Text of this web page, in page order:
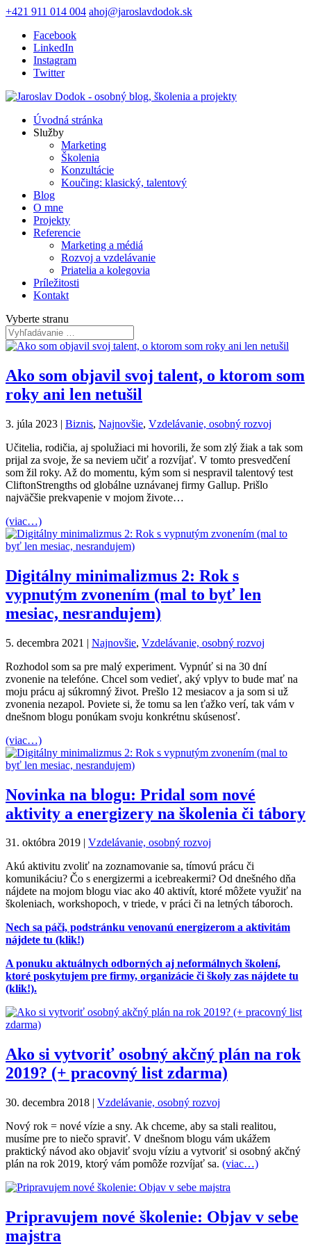
+421 911 014 004 ahoj@jaroslavdodok.sk
Facebook
LinkedIn
Instagram
Twitter
Úvodná stránka
Služby
Marketing
Školenia
Konzultácie
Koučing: klasický, talentový
Blog
O mne
Projekty
Referencie
Marketing a médiá
Rozvoj a vzdelávanie
Priatelia a kolegovia
Príležitosti
Kontakt
Vyberte stranu
Ako som objavil svoj talent, o ktorom som
roky ani len netušil
3. júla 2023 | Biznis, Najnovšie, Vzdelávanie, osobný rozvoj
Učitelia, rodičia, aj spolužiaci mi hovorili, že som zlý žiak a tak som
prijal za svoje, že sa neviem učiť a rozvíjať. V tomto presvedčení
som žil roky. Až do momentu, kým som si nespravil talentový test
CliftonStrengths od globálne uznávanej firmy Gallup. Prišlo
najväčšie prekvapenie v mojom živote…
(viac…)
Digitálny minimalizmus 2: Rok s
vypnutým zvonením (mal to byť len
mesiac, nesrandujem)
5. decembra 2021 | Najnovšie, Vzdelávanie, osobný rozvoj
Rozhodol som sa pre malý experiment. Vypnúť si na 30 dní
zvonenie na telefóne. Chcel som vedieť, aký vplyv to bude mať na
moju prácu aj súkromný život. Prešlo 12 mesiacov a ja som si už
zvonenia nezapol. Poviete si, že tomu sa len ťažko verí, tak vám v
dnešnom blogu ponúkam svoju konkrétnu skúsenosť.
(viac…)
Novinka na blogu: Pridal som nové
aktivity a energizery na školenia či tábory
31. októbra 2019 | Vzdelávanie, osobný rozvoj
Akú aktivitu zvoliť na zoznamovanie sa, tímovú prácu či
komunikáciu? Čo s energizermi a icebreakermi? Od dnešného dňa
nájdete na mojom blogu viac ako 40 aktivít, ktoré môžete využiť na
školeniach, workshopoch, v triede, v práci či na letných táboroch.
Nech sa páči, podstránku venovanú energizerom a aktivitám
nájdete tu (klik!)
A ponuku aktuálnych odborných aj neformálnych školení,
ktoré poskytujem pre firmy, organizácie či školy zas nájdete tu
(klik!).
Ako si vytvoriť osobný akčný plán na rok
2019? (+ pracovný list zdarma)
30. decembra 2018 | Vzdelávanie, osobný rozvoj
Nový rok = nové vízie a sny. Ak chceme, aby sa stali realitou,
musíme pre to niečo spraviť. V dnešnom blogu vám ukážem
praktický návod ako objaviť svoju víziu a vytvoriť si osobný akčný
plán na rok 2019, ktorý vám pomôže rozvíjať sa. (viac…)
Pripravujem nové školenie: Objav v sebe
majstra